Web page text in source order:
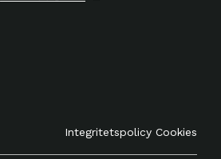
Integritetspolicy Cookies